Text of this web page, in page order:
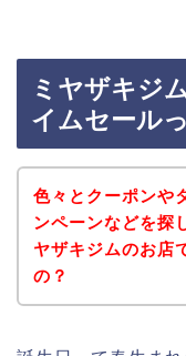
ミヤザキジ
イムセール
色々とクーポンや
ンペーンなどを探
ヤザキジムのお店
の？